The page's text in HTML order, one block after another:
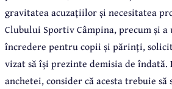
gravitatea acuzațiilor și necesitatea
Clubului Sportiv Câmpina, precum și
încredere pentru copii și părinți,
vizat să își prezinte demisia de îndată.
anchetei, consider că acesta trebuie